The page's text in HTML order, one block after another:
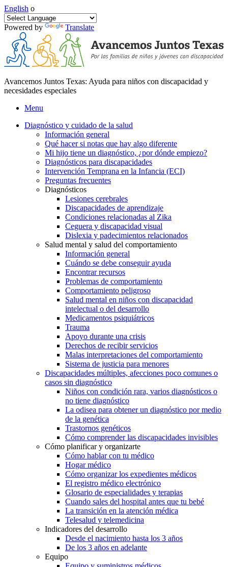
English o
Powered by Translate
Avancemos Juntos Texas: Ayuda para niños con discapacidad y
necesidades especiales
Menu
Diagnóstico y cuidado de la salud
Información general
Qué hacer si notas que hay algo diferente
Mi hijo tiene un diagnóstico, ¿por dónde empiezo?
Diagnósticos para discapacidades
Intervención Temprana en la Infancia (ECI)
Preguntas frecuentes
Diagnósticos
Lesiones cerebrales
Discapacidades de aprendizaje
Condiciones relacionadas al Zika
Ceguera y discapacidad visual
Dislexia y padecimientos relacionados
Salud mental y salud del comportamiento
Información general
Cuándo se debe conseguir ayuda
Encontrar recursos
Problemas de comportamiento
Comportamiento peligroso
Salud mental en niños con discapacidad
intelectual o del desarrollo
Medicamentos psiquiátricos
Trauma
Apoyo durante una crisis
Derechos de recibir servicios
Malas interpretaciones del comportamiento
Sistema de justicia para menores
Discapacidades múltiples, afecciones poco comunes o
casos sin diagnóstico
Niños con condición rara, varios diagnósticos o
no tiene diagnóstico
La odisea para obtener un diagnóstico por medio
de la genética
Trastornos genéticos
Cómo comprender las discapacidades invisibles
Cómo planificar y organizarte
Cómo hablar con tu médico
Hogar médico
Cómo organizar los expedientes médicos
El registro médico electrónico
Glosario de especialidades y terapias
Cuando sales del hospital antes que tu bebé
La transición en la atención médica
Telesalud y telemedicina
Indicadores del desarrollo
Desde el nacimiento hasta los 3 años
De los 3 años en adelante
Equipo